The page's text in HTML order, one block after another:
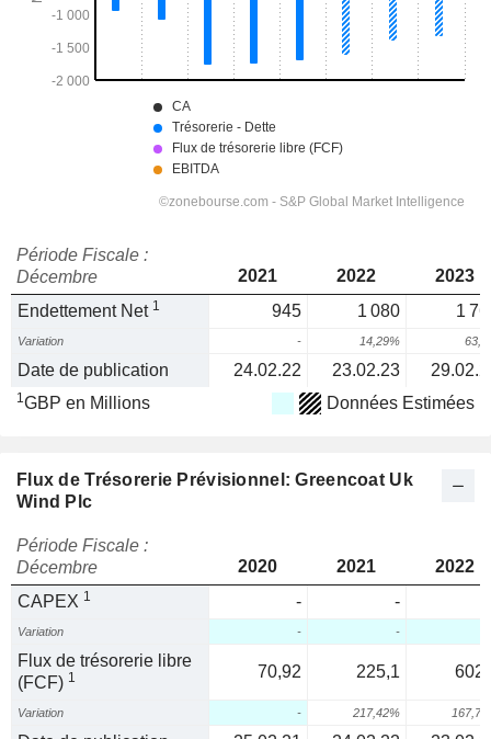
Période Fiscale :
Décembre
2021 2022
2023
Endettement Net 1 945 1 080 1
Variation - 14,29%
Date de publication 24.02.22 23.02.23
1GBP en Millions Données Estimées
Flux de Trésorerie Prévisionnel: Greencoat Uk
Wind Plc
Période Fiscale :
Décembre
2020 2021
2022
CAPEX 1 - -
Variation - -
Flux de trésorerie libre
(FCF) 1 70,92 225,1
Variation - 217,42%